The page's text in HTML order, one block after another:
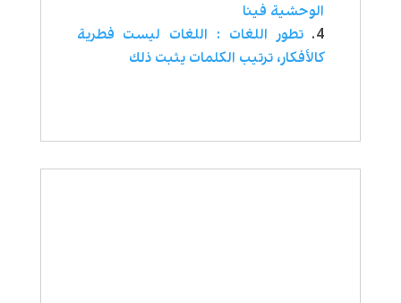
الوحشية فينا
تطور اللغات : اللغات ليست فطرية
كالأفكار، ترتيب الكلمات يثبت ذلك